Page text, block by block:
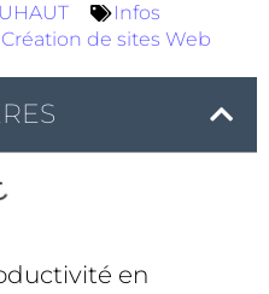
Infos
Création de sites Web
en